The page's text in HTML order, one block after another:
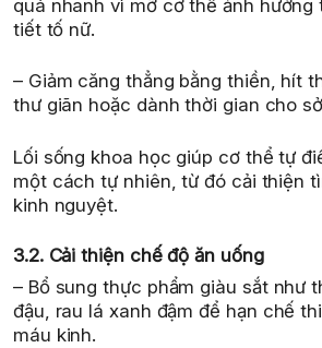
quá nhanh vì mỡ cơ thể ảnh hưởng
tiết tố nữ.
– Giảm căng thẳng bằng thiền, hít
thư giãn hoặc dành thời gian cho
Lối sống khoa học giúp cơ thể tự
một cách tự nhiên, từ đó cải thiện
kinh nguyệt.
3.2. Cải thiện chế độ ăn uống
– Bổ sung thực phẩm giàu sắt như
đậu, rau lá xanh đậm để hạn chế
máu kinh.